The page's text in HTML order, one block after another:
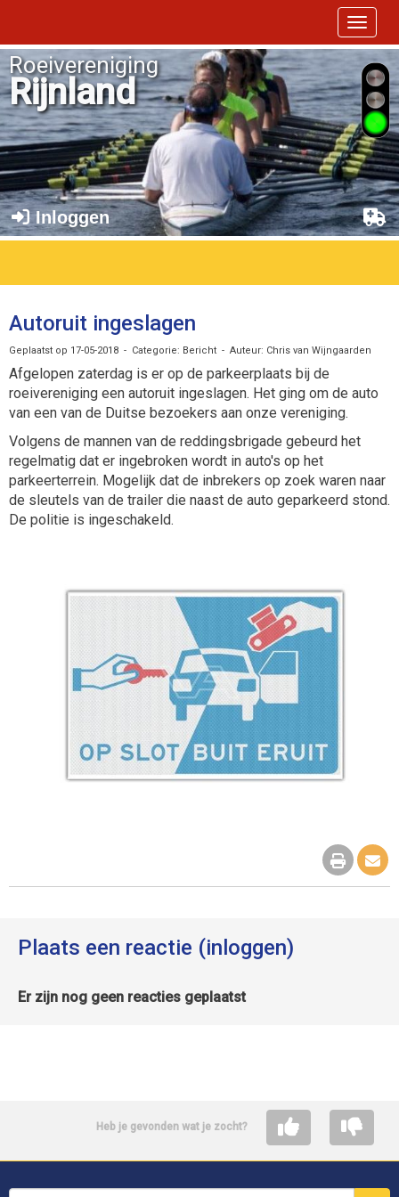
Toggle
Roeivereniging
Rijnland
Inloggen
Autoruit ingeslagen
Geplaatst op 17-05-2018 - Categorie: Bericht - Auteur: Chris van Wijngaarden
Afgelopen zaterdag is er op de parkeerplaats bij de
roeivereniging een autoruit ingeslagen. Het ging om de auto
van een van de Duitse bezoekers aan onze vereniging.
Volgens de mannen van de reddingsbrigade gebeurd het
regelmatig dat er ingebroken wordt in auto's op het
parkeerterrein. Mogelijk dat de inbrekers op zoek waren naar
de sleutels van de trailer die naast de auto geparkeerd stond.
De politie is ingeschakeld.
Plaats een reactie (inloggen)
Er zijn nog geen reacties geplaatst
Heb je gevonden wat je zocht?